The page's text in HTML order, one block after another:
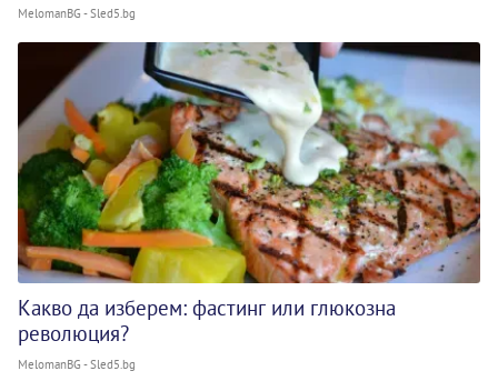
MelomanBG - Sled5.bg
Какво да изберем: фастинг или глюкозна
революция?
MelomanBG - Sled5.bg